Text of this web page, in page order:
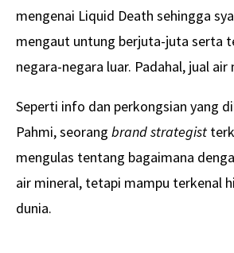
mengenai Liquid Death sehingga
mengaut untung berjuta-juta serta
negara-negara luar. Padahal, jual air
Seperti info dan perkongsian yang
Pahmi, seorang brand strategist
mengulas tentang bagaimana
air mineral, tetapi mampu terkenal
dunia.